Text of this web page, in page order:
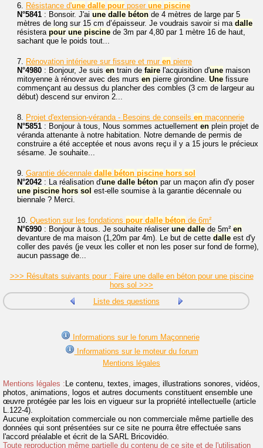
6. Résistance d'une dalle pour poser une piscine
N°5841 : Bonsoir. J'ai une dalle béton de 4 mètres de large par 5
mètres de long sur 15 cm d’épaisseur. Je voudrais savoir si ma dalle
résistera pour une piscine de 3m par 4,80 par 1 mètre 16 de haut,
sachant que le poids tout...
7. Rénovation intérieure sur fissure et mur en pierre
N°4980 : Bonjour, Je suis en train de faire l'acquisition d'une maison
mitoyenne à rénover avec des murs en pierre girondine. Une fissure
commençant au dessus du plancher des combles (3 cm de largeur au
début) descend sur environ 2...
8. Projet d'extension-véranda - Besoins de conseils en maçonnerie
N°5851 : Bonjour à tous, Nous sommes actuellement en plein projet de
véranda attenante à notre habitation. Notre demande de permis de
construire a été acceptée et nous avons reçu il y a 15 jours le précieux
sésame. Je souhaite...
9. Garantie décennale dalle béton piscine hors sol
N°2042 : La réalisation d'une dalle béton par un maçon afin d'y poser
une piscine hors sol est-elle soumise à la garantie décennale ou
biennale ? Merci.
10. Question sur les fondations pour dalle béton de 6m²
N°6990 : Bonjour à tous. Je souhaite réaliser une dalle de 5m² en
devanture de ma maison (1,20m par 4m). Le but de cette dalle est d'y
coller des pavés (je veux les coller et non les poser sur fond de forme),
aucun passage de...
>>> Résultats suivants pour : Faire une dalle en béton pour une piscine
hors sol >>>
Liste des questions
Informations sur le forum Maçonnerie
Informations sur le moteur du forum
Mentions légales
Mentions légales :Le contenu, textes, images, illustrations sonores, vidéos,
photos, animations, logos et autres documents constituent ensemble une
œuvre protégée par les lois en vigueur sur la propriété intellectuelle (article
L.122-4).
Aucune exploitation commerciale ou non commerciale même partielle des
données qui sont présentées sur ce site ne pourra être effectuée sans
l'accord préalable et écrit de la SARL Bricovidéo.
Toute reproduction même partielle du contenu de ce site et de l'utilisation